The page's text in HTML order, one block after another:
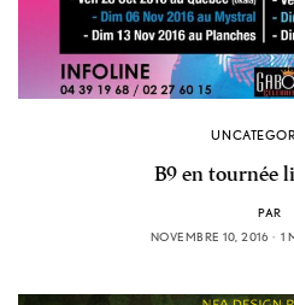
B9 en tournée
PAR
NOVEMBRE 10, 2016
1